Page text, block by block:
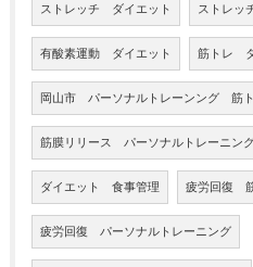
ストレッチ ダイエット ストレッ
有酸素運動 ダイエット 筋トレ
岡山市 パーソナルトレーンング 筋
筋膜リリース パーソナルトレーニン
ダイエット 食事管理 疲労回復
疲労回復 パーソナルトレーニング